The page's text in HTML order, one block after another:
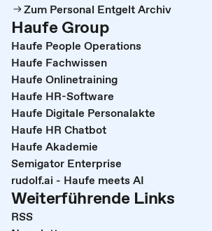
Zum Personal Entgelt Archiv
Haufe Group
Haufe People Operations
Haufe Fachwissen
Haufe Onlinetraining
Haufe HR-Software
Haufe Digitale Personalakte
Haufe HR Chatbot
Haufe Akademie
Semigator Enterprise
rudolf.ai - Haufe meets AI
Weiterführende Links
RSS